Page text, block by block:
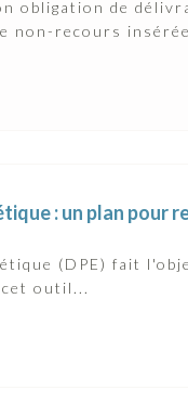
obligation de
non-recours
: un plan pour
(DPE) fait
outil...